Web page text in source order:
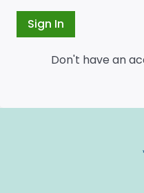
Sign In
Don't have an